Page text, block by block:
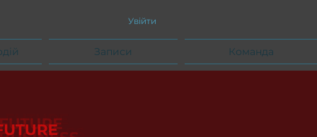
Увійти
Записи Команда